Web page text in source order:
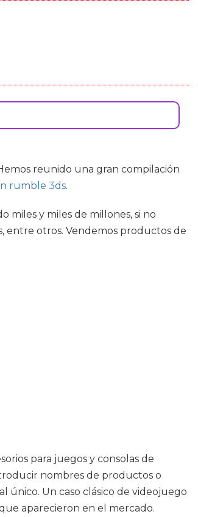
reunido una gran compilación
rumble 3ds.
miles y miles de millones, si no
entre otros. Vendemos productos de
para juegos y consolas de
nombres de productos o
único. Un caso clásico de videojuego
aparecieron en el mercado.